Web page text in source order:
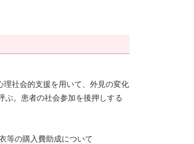
社会的支援を用いて、外見の変化
ぶ。患者の社会参加を後押しする
等の購入費助成について